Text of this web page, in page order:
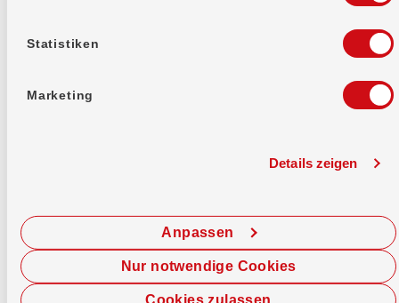
Statistiken
Marketing
Details zeigen
Anpassen
Nur notwendige Cookies
Jetzt chatten